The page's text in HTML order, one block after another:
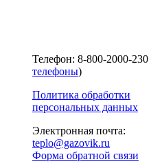
Телефон: 8-800-2000-230
телефоны)
Политика обработки
персональных данных
Электронная почта:
teplo@gazovik.ru
Форма обратной связи